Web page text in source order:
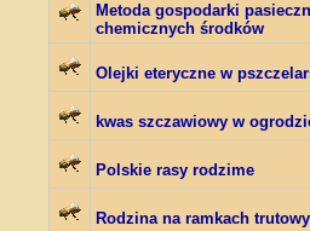
Metoda gospodarki
chemicznych środków
Olejki eteryczne w
kwas szczawiowy w
Polskie rasy rodzime
Rodzina na ramkach